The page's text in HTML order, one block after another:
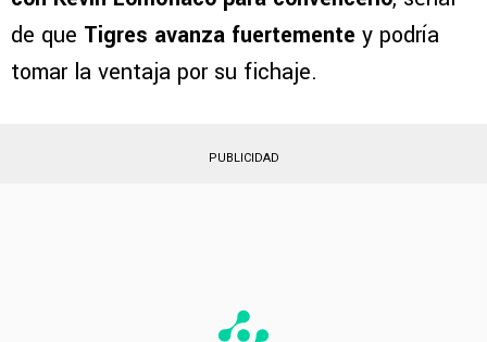
de que Tigres avanza fuertemente y podría
tomar la ventaja por su fichaje.
PUBLICIDAD